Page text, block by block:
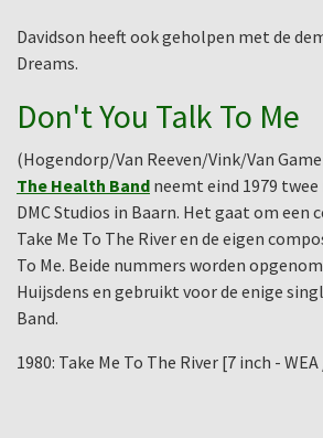
Davidson heeft ook geholpen met de
Dreams.
Don't You Talk To Me
(Hogendorp/Van Reeven/Vink/Van
The Health Band neemt eind 1979
DMC Studios in Baarn. Het gaat om een
Take Me To The River en de eigen
To Me. Beide nummers worden
Huijsdens en gebruikt voor de enige
Band.
1980: Take Me To The River [7 inch - WEA